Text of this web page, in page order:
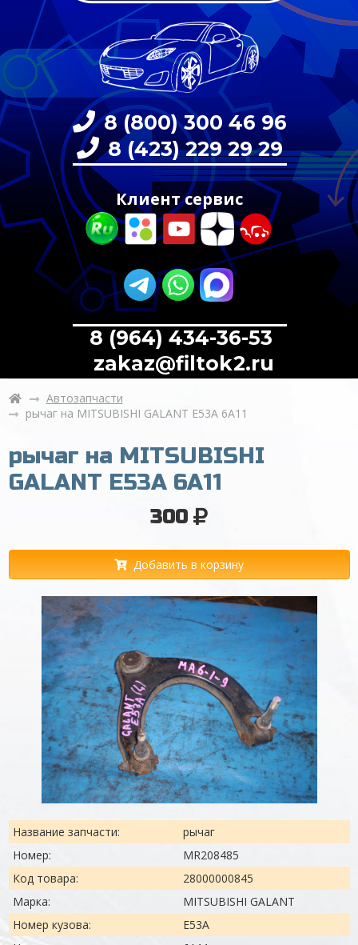
8 (800) 300 46 96
8 (423) 229 29 29
Клиент сервис
8 (964) 434-36-53
zakaz@filtok2.ru
Автозапчасти
рычаг на MITSUBISHI GALANT E53A 6A11
рычаг на MITSUBISHI
GALANT E53A 6A11
300
Добавить в корзину
Название запчасти:
рычаг
Номер:
MR208485
Код товара:
28000000845
Марка:
MITSUBISHI GALANT
Номер кузова:
E53A